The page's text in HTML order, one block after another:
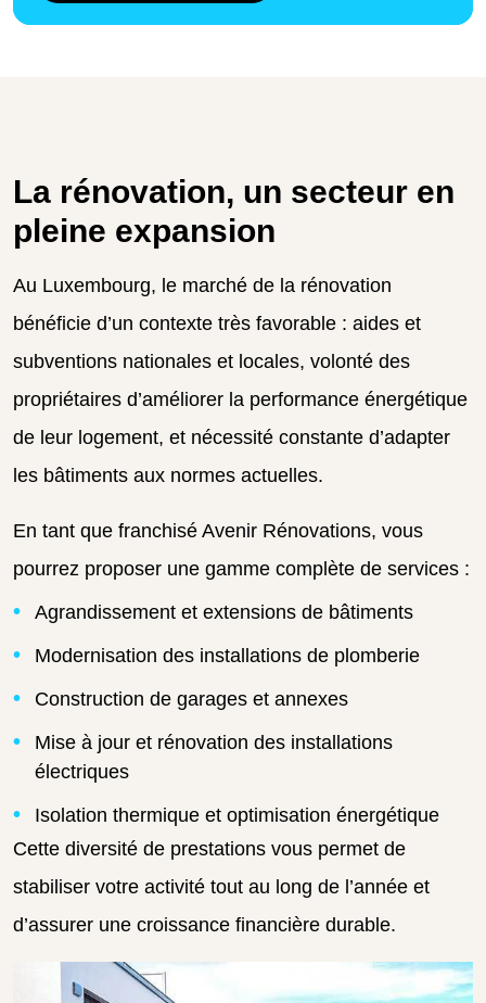
La rénovation, un secteur en
pleine expansion
Au Luxembourg, le marché de la rénovation
bénéficie d’un contexte très favorable : aides et
subventions nationales et locales, volonté des
propriétaires d’améliorer la performance énergétique
de leur logement, et nécessité constante d’adapter
les bâtiments aux normes actuelles.
En tant que franchisé Avenir Rénovations, vous
pourrez proposer une gamme complète de services :
Agrandissement et extensions de bâtiments
Modernisation des installations de plomberie
Construction de garages et annexes
Mise à jour et rénovation des installations
électriques
Isolation thermique et optimisation énergétique
Cette diversité de prestations vous permet de
stabiliser votre activité tout au long de l’année et
d’assurer une croissance financière durable.